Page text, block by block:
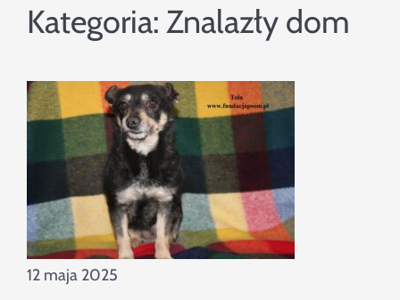
Kategoria: Znalazły dom
12 maja 2025